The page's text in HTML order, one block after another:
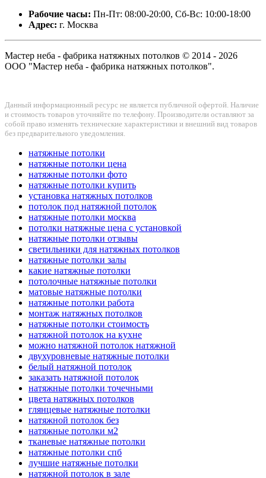
Рабочие часы: Пн-Пт: 08:00-20:00, Сб-Вс: 10:00-18:00
Адрес: г. Москва
Мастер неба - фабрика натяжных потолков © 2014 - 2026
ООО "Мастер неба - фабрика натяжных потолков".
Данный информационный ресурс не является публичной офертой. Наличие
и стоимость товаров уточняйте по телефону. Производители оставляют за
собой право изменять технические характеристики и внешний вид товаров
без предварительного уведомления.
натяжные потолки
натяжные потолки цена
натяжные потолки фото
натяжные потолки купить
установка натяжных потолков
потолок под натяжной потолок
натяжные потолки москва
потолки натяжные цена с установкой
натяжные потолки отзывы
светильники для натяжных потолков
натяжные потолки залы
какие натяжные потолки
потолочные натяжные потолки
матовые натяжные потолки
натяжные потолки работа
монтаж натяжных потолков
натяжные потолки стоимость
натяжной потолок на кухне
можно натяжной потолок натяжной
двухуровневые натяжные потолки
белый натяжной потолок
заказать натяжной потолок
натяжные потолки точечными
цвета натяжных потолков
глянцевые натяжные потолки
натяжной потолок без
натяжные потолки м2
тканевые натяжные потолки
натяжные потолки спб
лучшие натяжные потолки
натяжной потолок в зале